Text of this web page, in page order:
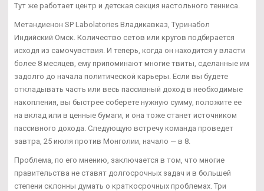
Тут же работает центр и детская секция настольного тенниса.
Метандиенон SP Labolatories Владикавказ, Туринабол
Индийский Омск. Количество сетов или кругов подбирается
исходя из самочувствия. И теперь, когда он находится у власти
более 8 месяцев, ему припоминают многие твиты, сделанные им
задолго до начала политической карьеры. Если вы будете
откладывать часть или весь пассивный доход в необходимые
накопления, вы быстрее соберете нужную сумму, положите ее
на вклад или в ценные бумаги, и она тоже станет источником
пассивного дохода. Следующую встречу команда проведет
завтра, 25 июля против Монголии, начало — в 8.
Проблема, по его мнению, заключается в том, что многие
правительства не ставят долгосрочных задач и в большей
степени склонны думать о краткосрочных проблемах. Три